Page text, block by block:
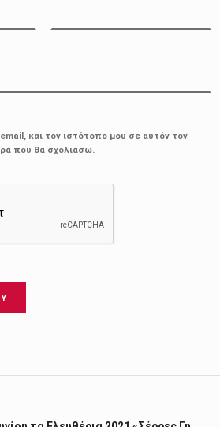
και τον ιστότοπο μου σε αυτόν τον
που θα σχολιάσω.